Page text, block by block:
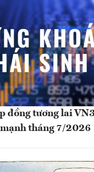
đồng tương lai
tháng 7/2026